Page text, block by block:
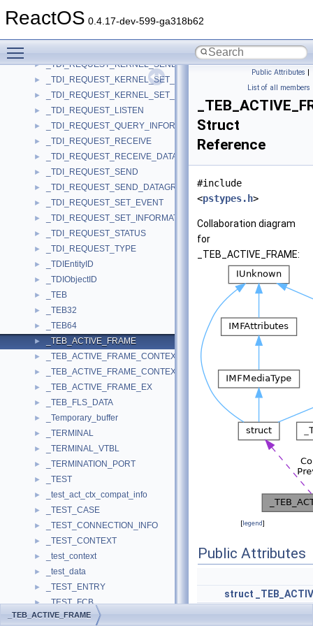
ReactOS 0.4.17-dev-599-ga318b62
► _TDI_REQUEST_KERNEL_RECEIVE
► _TDI_REQUEST_KERNEL_SENDDG
► _TDI_REQUEST_KERNEL_SET_EVENT
► _TDI_REQUEST_KERNEL_SET_INFO
► _TDI_REQUEST_LISTEN
► _TDI_REQUEST_QUERY_INFORMATION
► _TDI_REQUEST_RECEIVE
► _TDI_REQUEST_RECEIVE_DATAGRAM
► _TDI_REQUEST_SEND
► _TDI_REQUEST_SEND_DATAGRAM
► _TDI_REQUEST_SET_EVENT
► _TDI_REQUEST_SET_INFORMATION
► _TDI_REQUEST_STATUS
► _TDI_REQUEST_TYPE
► _TDIEntityID
► _TDIObjectID
► _TEB
► _TEB32
► _TEB64
► _TEB_ACTIVE_FRAME
► _TEB_ACTIVE_FRAME_CONTEXT
► _TEB_ACTIVE_FRAME_CONTEXT_EX
► _TEB_ACTIVE_FRAME_EX
► _TEB_FLS_DATA
► _Temporary_buffer
► _TERMINAL
► _TERMINAL_VTBL
► _TERMINATION_PORT
► _TEST
► _test_act_ctx_compat_info
► _TEST_CASE
► _TEST_CONNECTION_INFO
► _TEST_CONTEXT
► _test_context
► _test_data
► _TEST_ENTRY
► _TEST_FCB
► _TEST_HANDLE_ENTRY
Public Attributes |
List of all members
Struct
Reference
#include
<pstypes.h>
Collaboration diagram
for
_TEB_ACTIVE_FRAME:
[legend]
Public Attributes
struct
_TEB_ACTIVE_FRAME